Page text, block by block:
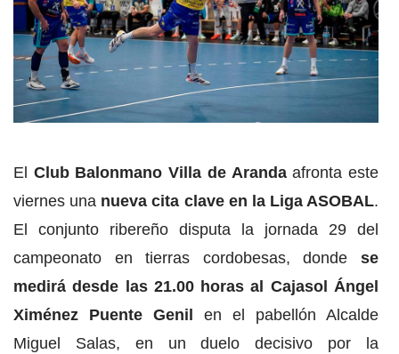
El Club Balonmano Villa de Arandaafronta este
viernes una nueva cita clave en la Liga ASOBAL.
El conjunto ribereño disputa la jornada 29 del
campeonato en tierras cordobesas, donde se
medirá desde las 21.00 horas al Cajasol Ángel
Ximénez Puente Genil en el pabellón Alcalde
Miguel Salas, en un duelo decisivo por la